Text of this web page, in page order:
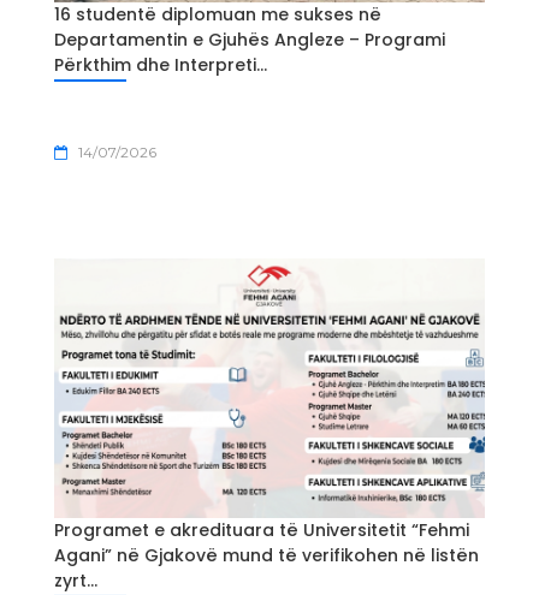
16 studentë diplomuan me sukses në
Departamentin e Gjuhës Angleze – Programi
Përkthim dhe Interpreti...
14/07/2026
Programet e akredituara të Universitetit “Fehmi
Agani” në Gjakovë mund të verifikohen në listën
zyrt...